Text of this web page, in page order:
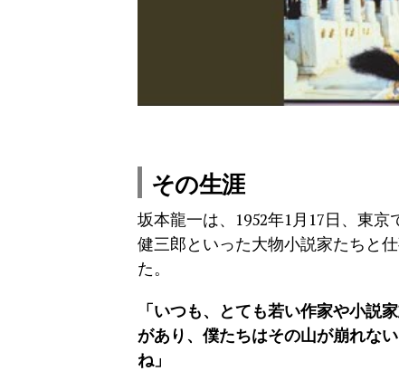
その生涯
坂本龍一は、1952年1月17日、東
健三郎といった大物小説家たちと
た。
「いつも、とても若い作家や小説
があり、僕たちはその山が崩れな
ね」